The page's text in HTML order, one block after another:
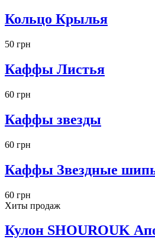
Кольцо Крылья
50 грн
Каффы Листья
60 грн
Каффы звезды
60 грн
Каффы Звездные
60 грн
Хиты продаж
Кулон SHOUROUK